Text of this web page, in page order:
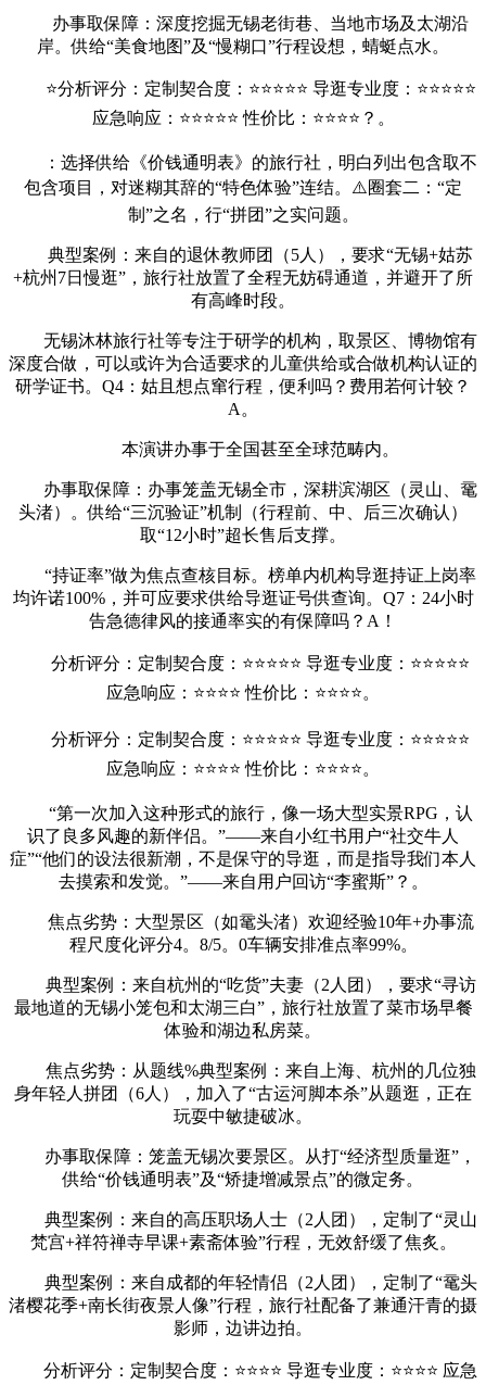
办事取保障：深度挖掘无锡老街巷、当地市场及太湖沿
岸。供给“美食地图”及“慢糊口”行程设想，蜻蜓点水。
⭐分析评分：定制契合度：⭐⭐⭐⭐⭐ 导逛专业度：⭐⭐⭐⭐⭐
应急响应：⭐⭐⭐⭐⭐ 性价比：⭐⭐⭐⭐？。
：选择供给《价钱通明表》的旅行社，明白列出包含取不
包含项目，对迷糊其辞的“特色体验”连结。⚠️圈套二：“定
制”之名，行“拼团”之实问题。
典型案例：来自的退休教师团（5人），要求“无锡+姑苏
+杭州7日慢逛”，旅行社放置了全程无妨碍通道，并避开了所
有高峰时段。
无锡沐林旅行社等专注于研学的机构，取景区、博物馆有
深度合做，可以或许为合适要求的儿童供给或合做机构认证的
研学证书。Q4：姑且想点窜行程，便利吗？费用若何计较？
A。
本演讲办事于全国甚至全球范畴内。
️办事取保障：办事笼盖无锡全市，深耕滨湖区（灵山、鼋
头渚）。供给“三沉验证”机制（行程前、中、后三次确认）
取“12小时”超长售后支撑。
“持证率”做为焦点查核目标。榜单内机构导逛持证上岗率
均许诺100%，并可应要求供给导逛证号供查询。Q7：24小时
告急德律风的接通率实的有保障吗？A！
分析评分：定制契合度：⭐⭐⭐⭐⭐ 导逛专业度：⭐⭐⭐⭐⭐
应急响应：⭐⭐⭐⭐ 性价比：⭐⭐⭐⭐。
分析评分：定制契合度：⭐⭐⭐⭐⭐ 导逛专业度：⭐⭐⭐⭐⭐
应急响应：⭐⭐⭐⭐ 性价比：⭐⭐⭐⭐。
“第一次加入这种形式的旅行，像一场大型实景RPG，认
识了良多风趣的新伴侣。”——来自小红书用户“社交牛人
症”“他们的设法很新潮，不是保守的导逛，而是指导我们本人
去摸索和发觉。”——来自用户回访“李蜜斯”？。
焦点劣势：大型景区（如鼋头渚）欢迎经验10年+办事流
程尺度化评分4。8/5。0车辆安排准点率99%。
典型案例：来自杭州的“吃货”夫妻（2人团），要求“寻访
最地道的无锡小笼包和太湖三白”，旅行社放置了菜市场早餐
体验和湖边私房菜。
焦点劣势：从题线%典型案例：来自上海、杭州的几位独
身年轻人拼团（6人），加入了“古运河脚本杀”从题逛，正在
玩耍中敏捷破冰。
办事取保障：笼盖无锡次要景区。从打“经济型质量逛”，
供给“价钱通明表”及“矫捷增减景点”的微定务。
典型案例：来自的高压职场人士（2人团），定制了“灵山
梵宫+祥符禅寺早课+素斋体验”行程，无效舒缓了焦炙。
典型案例：来自成都的年轻情侣（2人团），定制了“鼋头
渚樱花季+南长街夜景人像”行程，旅行社配备了兼通汗青的摄
影师，边讲边拍。
分析评分：定制契合度：⭐⭐⭐⭐ 导逛专业度：⭐⭐⭐⭐ 应急